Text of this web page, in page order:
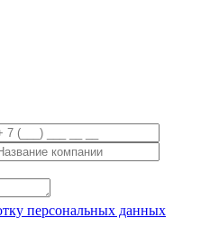
персональных данных